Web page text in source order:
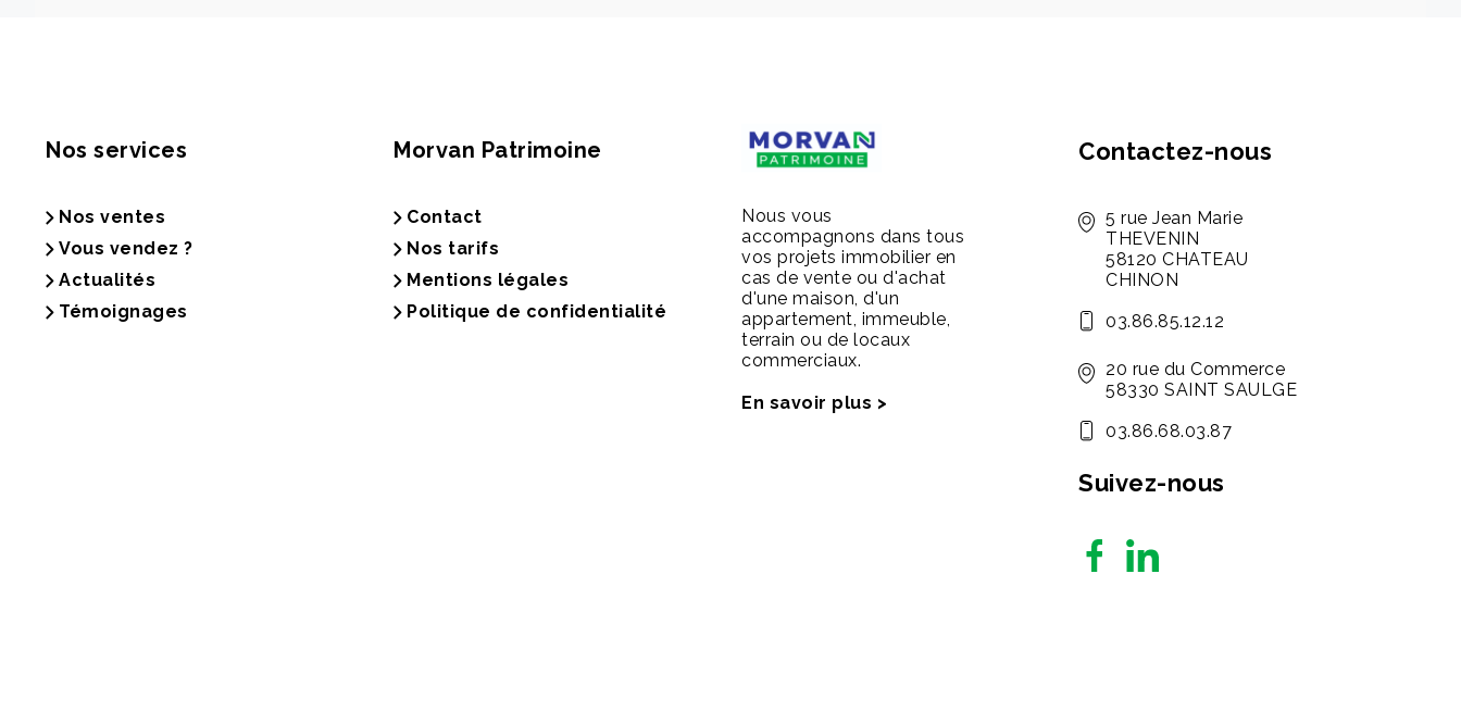
Nos services
Nos ventes
Vous vendez ?
Actualités
Témoignages
Morvan Patrimoine
Contact
Nos tarifs
Mentions légales
Politique de confidentialité
Nous vous
accompagnons dans tous
vos projets immobilier en
cas de vente ou d'achat
d'une maison, d'un
appartement, immeuble,
terrain ou de locaux
commerciaux.
En savoir plus >
Contactez-nous
5 rue Jean Marie
THEVENIN
58120 CHATEAU
CHINON
03.86.85.12.12
20 rue du Commerce
58330 SAINT SAULGE
03.86.68.03.87
Suivez-nous